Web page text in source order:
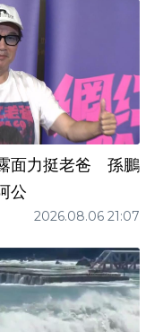
面力挺老爸 孫鵬
公
2026.08.06 21:07